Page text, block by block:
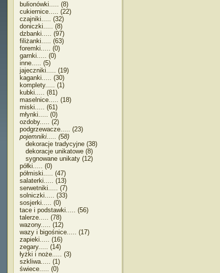
bulionówki..... (8)
cukiernice..... (22)
czajniki..... (32)
doniczki..... (8)
dzbanki..... (97)
filiżanki..... (63)
foremki..... (0)
garnki..... (0)
inne..... (5)
jajeczniki..... (19)
kaganki..... (30)
komplety..... (1)
kubki..... (81)
maselnice..... (18)
miski..... (61)
młynki..... (0)
ozdoby..... (2)
podgrzewacze..... (23)
pojemniki..... (58)
dekoracje tradycyjne (38)
dekoracje unikatowe (8)
sygnowane unikaty (12)
półki..... (0)
półmiski..... (47)
salaterki..... (13)
serwetniki..... (7)
solniczki..... (33)
sosjerki..... (0)
tace i podstawki..... (56)
talerze..... (78)
wazony..... (12)
wazy i bigośnice..... (17)
zapieki..... (16)
zegary..... (14)
łyżki i noże..... (3)
szkliwa..... (1)
świece..... (0)